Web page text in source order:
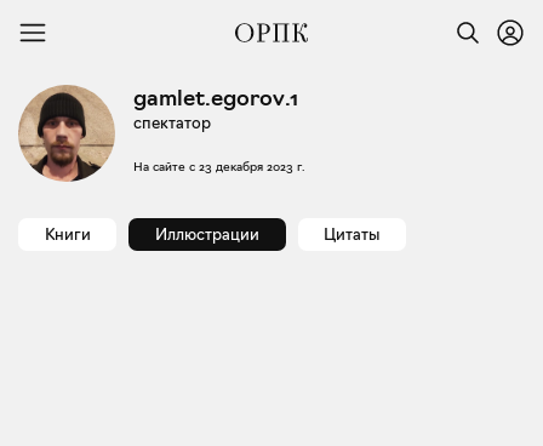
gamlet.egorov.1
спектатор
На сайте с 23 декабря 2023 г.
Книги Иллюстрации Цитаты